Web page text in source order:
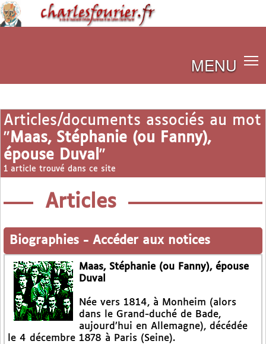
MENU
Articles/documents associés au mot
"Maas, Stéphanie (ou Fanny),
épouse Duval "
1 article trouvé dans ce site
Articles
Biographies - Accéder aux notices
Maas, Stéphanie (ou Fanny), épouse
Duval
Née vers 1814, à Monheim (alors
dans le Grand-duché de Bade,
aujourd’hui en Allemagne), décédée
le 4 décembre 1878 à Paris (Seine).